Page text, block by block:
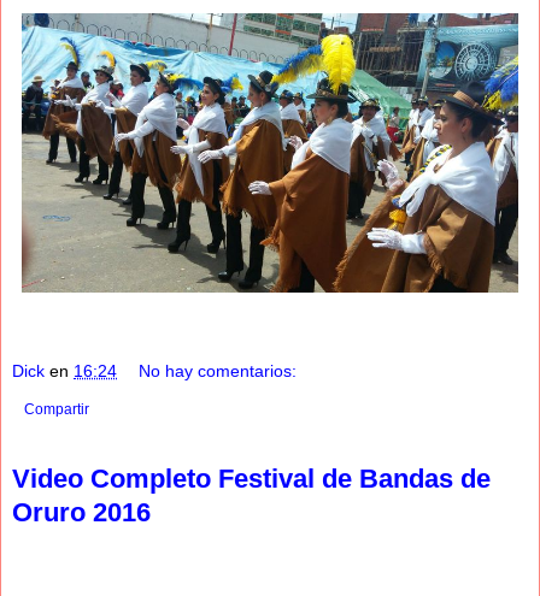
Dick en 16:24 No hay comentarios:
Compartir
Video Completo Festival de Bandas de
Oruro 2016